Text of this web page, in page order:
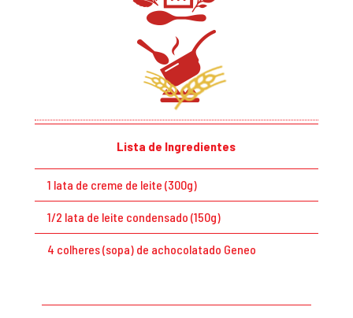
Lista de Ingredientes
1 lata de creme de leite (300g)
1/2 lata de leite condensado (150g)
4 colheres (sopa) de achocolatado Geneo